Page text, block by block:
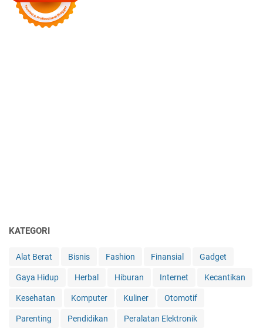
KATEGORI
Alat Berat Bisnis Fashion Finansial Gadget
Gaya Hidup Herbal Hiburan Internet Kecantikan
Kesehatan Komputer Kuliner Otomotif
Parenting Pendidikan Peralatan Elektronik